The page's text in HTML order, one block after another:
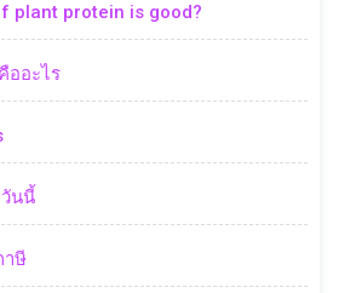
plant protein is good?
ออะไร
นนี้
าษี